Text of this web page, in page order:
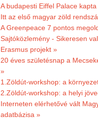
A budapesti Eiffel Palace
Itt az első magyar zöld
A Greenpeace 7 pontos
Sajtóközlemény - Sikeresen
Erasmus projekt »
20 éves születésnap a
»
1.Zöldút-workshop: a
2.Zöldút-workshop: a helyi
Interneten elérhetővé vált
adatbázisa »